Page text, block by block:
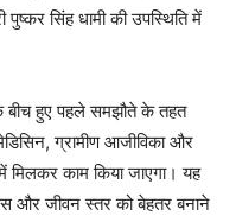
सिंह धामी की उपस्थिति में
हुए पहले समझौते के तहत
ग्रामीण आजीविका और
मिलकर काम किया जाएगा। यह
और जीवन स्तर को बेहतर बनाने